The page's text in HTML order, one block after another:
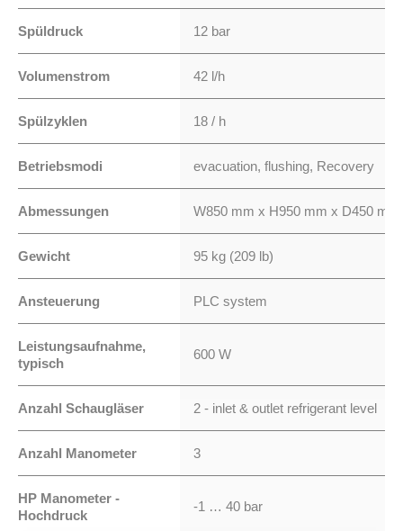
Spüldruck 12 bar
Volumenstrom 42 l/h
Spülzyklen 18 / h
Betriebsmodi evacuation, flushing, Recovery
Abmessungen W850 mm x H950 mm x D450
Gewicht 95 kg (209 lb)
Ansteuerung PLC system
Leistungsaufnahme,
typisch
600 W
Anzahl Schaugläser 2 - inlet & outlet refrigerant level
Anzahl Manometer 3
HP Manometer -
Hochdruck
-1 … 40 bar